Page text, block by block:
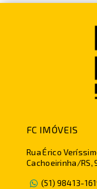
FC IMÓVEIS
Rua Érico
Cachoeirinha/RS,
(51) 98413-